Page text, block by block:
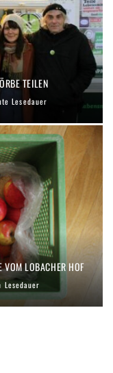
TEILEN
Lesedauer
VOM LOBACHER HOF
Lesedauer